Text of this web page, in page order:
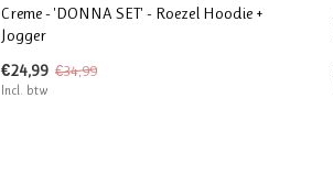
Creme - 'DONNA SET' - Roezel Hoodie +
Jogger
€24,99 €34,99
Incl. btw